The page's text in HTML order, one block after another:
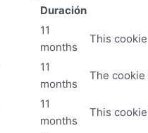
Duración
11
months
This
11
months
The cookie
11
months
This